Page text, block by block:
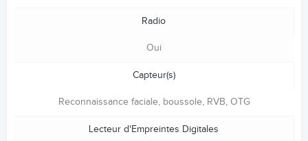
Radio
Oui
Capteur(s)
Reconnaissance faciale, boussole, RVB, OTG
Lecteur d'Empreintes Digitales